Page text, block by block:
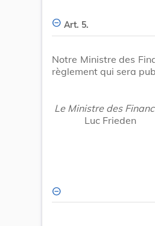
Art. 5.
Notre Ministre des
règlement qui sera
Le Ministre des
Luc Frieden